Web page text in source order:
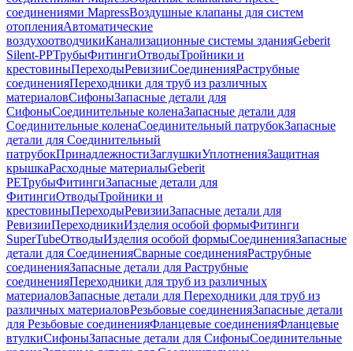
соединениями MapressВоздушные клапаны для систем
отопленияАвтоматические
воздухоотводчикиКанализационные системы зданияGeberit
Silent-PPТрубыФитингиОтводыТройники и
крестовиныПереходыРевизииСоединенияРаструбные
соединенияПереходники для труб из различных
материаловСифоныЗапасные детали для
СифоныСоединительные коленаЗапасные детали для
Соединительные коленаСоединительный патрубокЗапасные
детали для Соединительный
патрубокПринадлежностиЗаглушкиУплотненияЗащитная
крышкаРасходные материалыGeberit
PEТрубыФитингиЗапасные детали для
ФитингиОтводыТройники и
крестовиныПереходыРевизииЗапасные детали для
РевизииПереходникиИзделия особой формыФитинги
SuperTubeОтводыИзделия особой формыСоединенияЗапасные
детали для СоединенияСварные соединенияРаструбные
соединенияЗапасные детали для Раструбные
соединенияПереходники для труб из различных
материаловЗапасные детали для Переходники для труб из
различных материаловРезьбовые соединенияЗапасные детали
для Резьбовые соединенияФланцевые соединенияФланцевые
втулкиСифоныЗапасные детали для СифоныСоединительные